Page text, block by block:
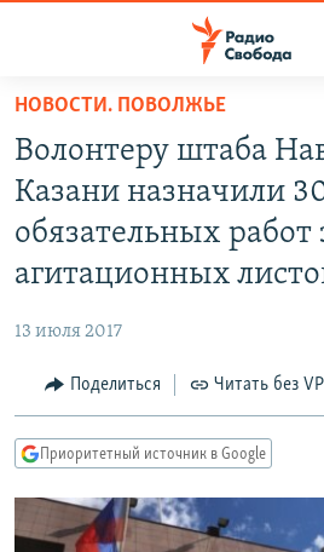
упрощенного
доступа
Вернуться
основному
содержанию
навигации
Вернутся
АВТОРСКИЕ ПРОЕКТЫ
IDEL.РЕАЛИИ
КАВКАЗ.РЕАЛИИ
СИБИРЬ.РЕАЛИИ
НОВОСТИ. ПОВОЛЖЬЕ
Волонтеру штаба
Казани назначили
обязательных работ
агитационных
13 июля 2017
Поделиться Читать без
Приоритетный источник в Google